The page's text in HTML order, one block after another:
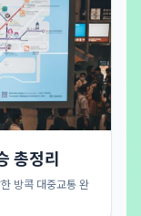
총정리
방콕 대중교통 완